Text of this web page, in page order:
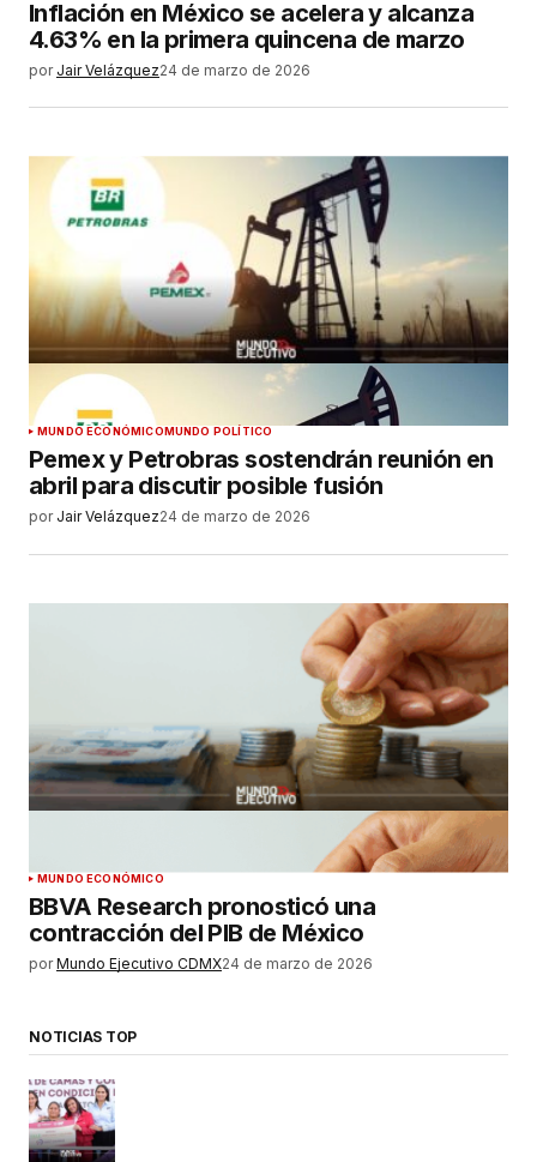
Inflación en México se acelera y alcanza
4.63% en la primera quincena de marzo
por Jair Velázquez24 de marzo de 2026
MUNDO ECONÓMICOMUNDO POLÍTICO
Pemex y Petrobras sostendrán reunión en
abril para discutir posible fusión
por Jair Velázquez24 de marzo de 2026
MUNDO ECONÓMICO
BBVA Research pronosticó una
contracción del PIB de México
por Mundo Ejecutivo CDMX24 de marzo de 2026
NOTICIAS TOP